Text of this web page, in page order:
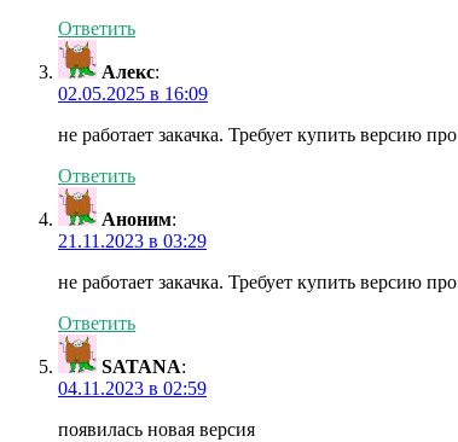
Ответить
Алекс:
02.05.2025 в 16:09
не работает закачка. Требует купить версию про
Ответить
Аноним:
21.11.2023 в 03:29
не работает закачка. Требует купить версию про
Ответить
SATANA:
04.11.2023 в 02:59
появилась новая версия